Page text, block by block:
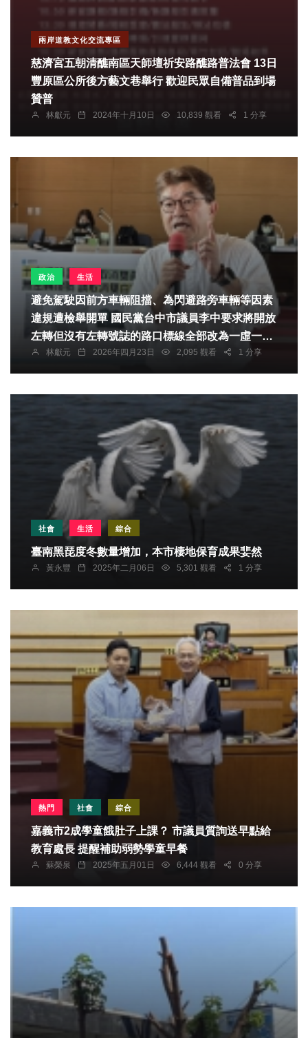
兩岸道教文化交流專區
慈濟宮五朝清醮南區天師壇祈安路醮路普法會 13日
豐原區公所後方藝文巷舉行 歡迎民眾自備普品到場
贊普
林獻元 2024年十月10日 10,839 觀看 1 分享
政治 生活
避免駕駛因前方車輛阻擋、為閃避路旁車輛等因素
違規遭檢舉開單 國民黨台中市議員李中要求將開放
左轉但沒有左轉號誌的路口標線全部改為一虛一實
線，並且取消十米道路的雙黃線
林獻元 2026年四月23日 2,095 觀看 1 分享
社會 生活 綜合
臺南黑琵度冬數量增加，本市棲地保育成果婓然
黃永豐 2025年二月06日 5,301 觀看 1 分享
熱門 社會 綜合
嘉義市2成學童餓肚子上課？ 市議員質詢送早點給
教育處長 提醒補助弱勢學童早餐
蘇榮泉 2025年五月01日 6,444 觀看 0 分享